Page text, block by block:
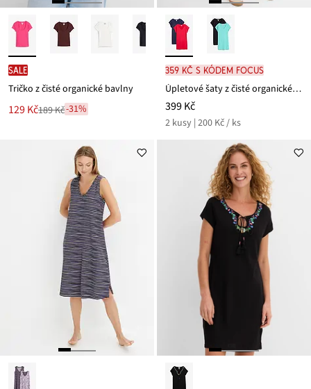
SALE
Tričko z čisté organické bavlny
Nová
129 Kč
Zlevněno189 Kč-31%
359 Kč s kódem FOCUS
Úpletové šaty z čisté organické bavlny (2 ks v balení)
399 Kč
2 kusy | 200 Kč / ks